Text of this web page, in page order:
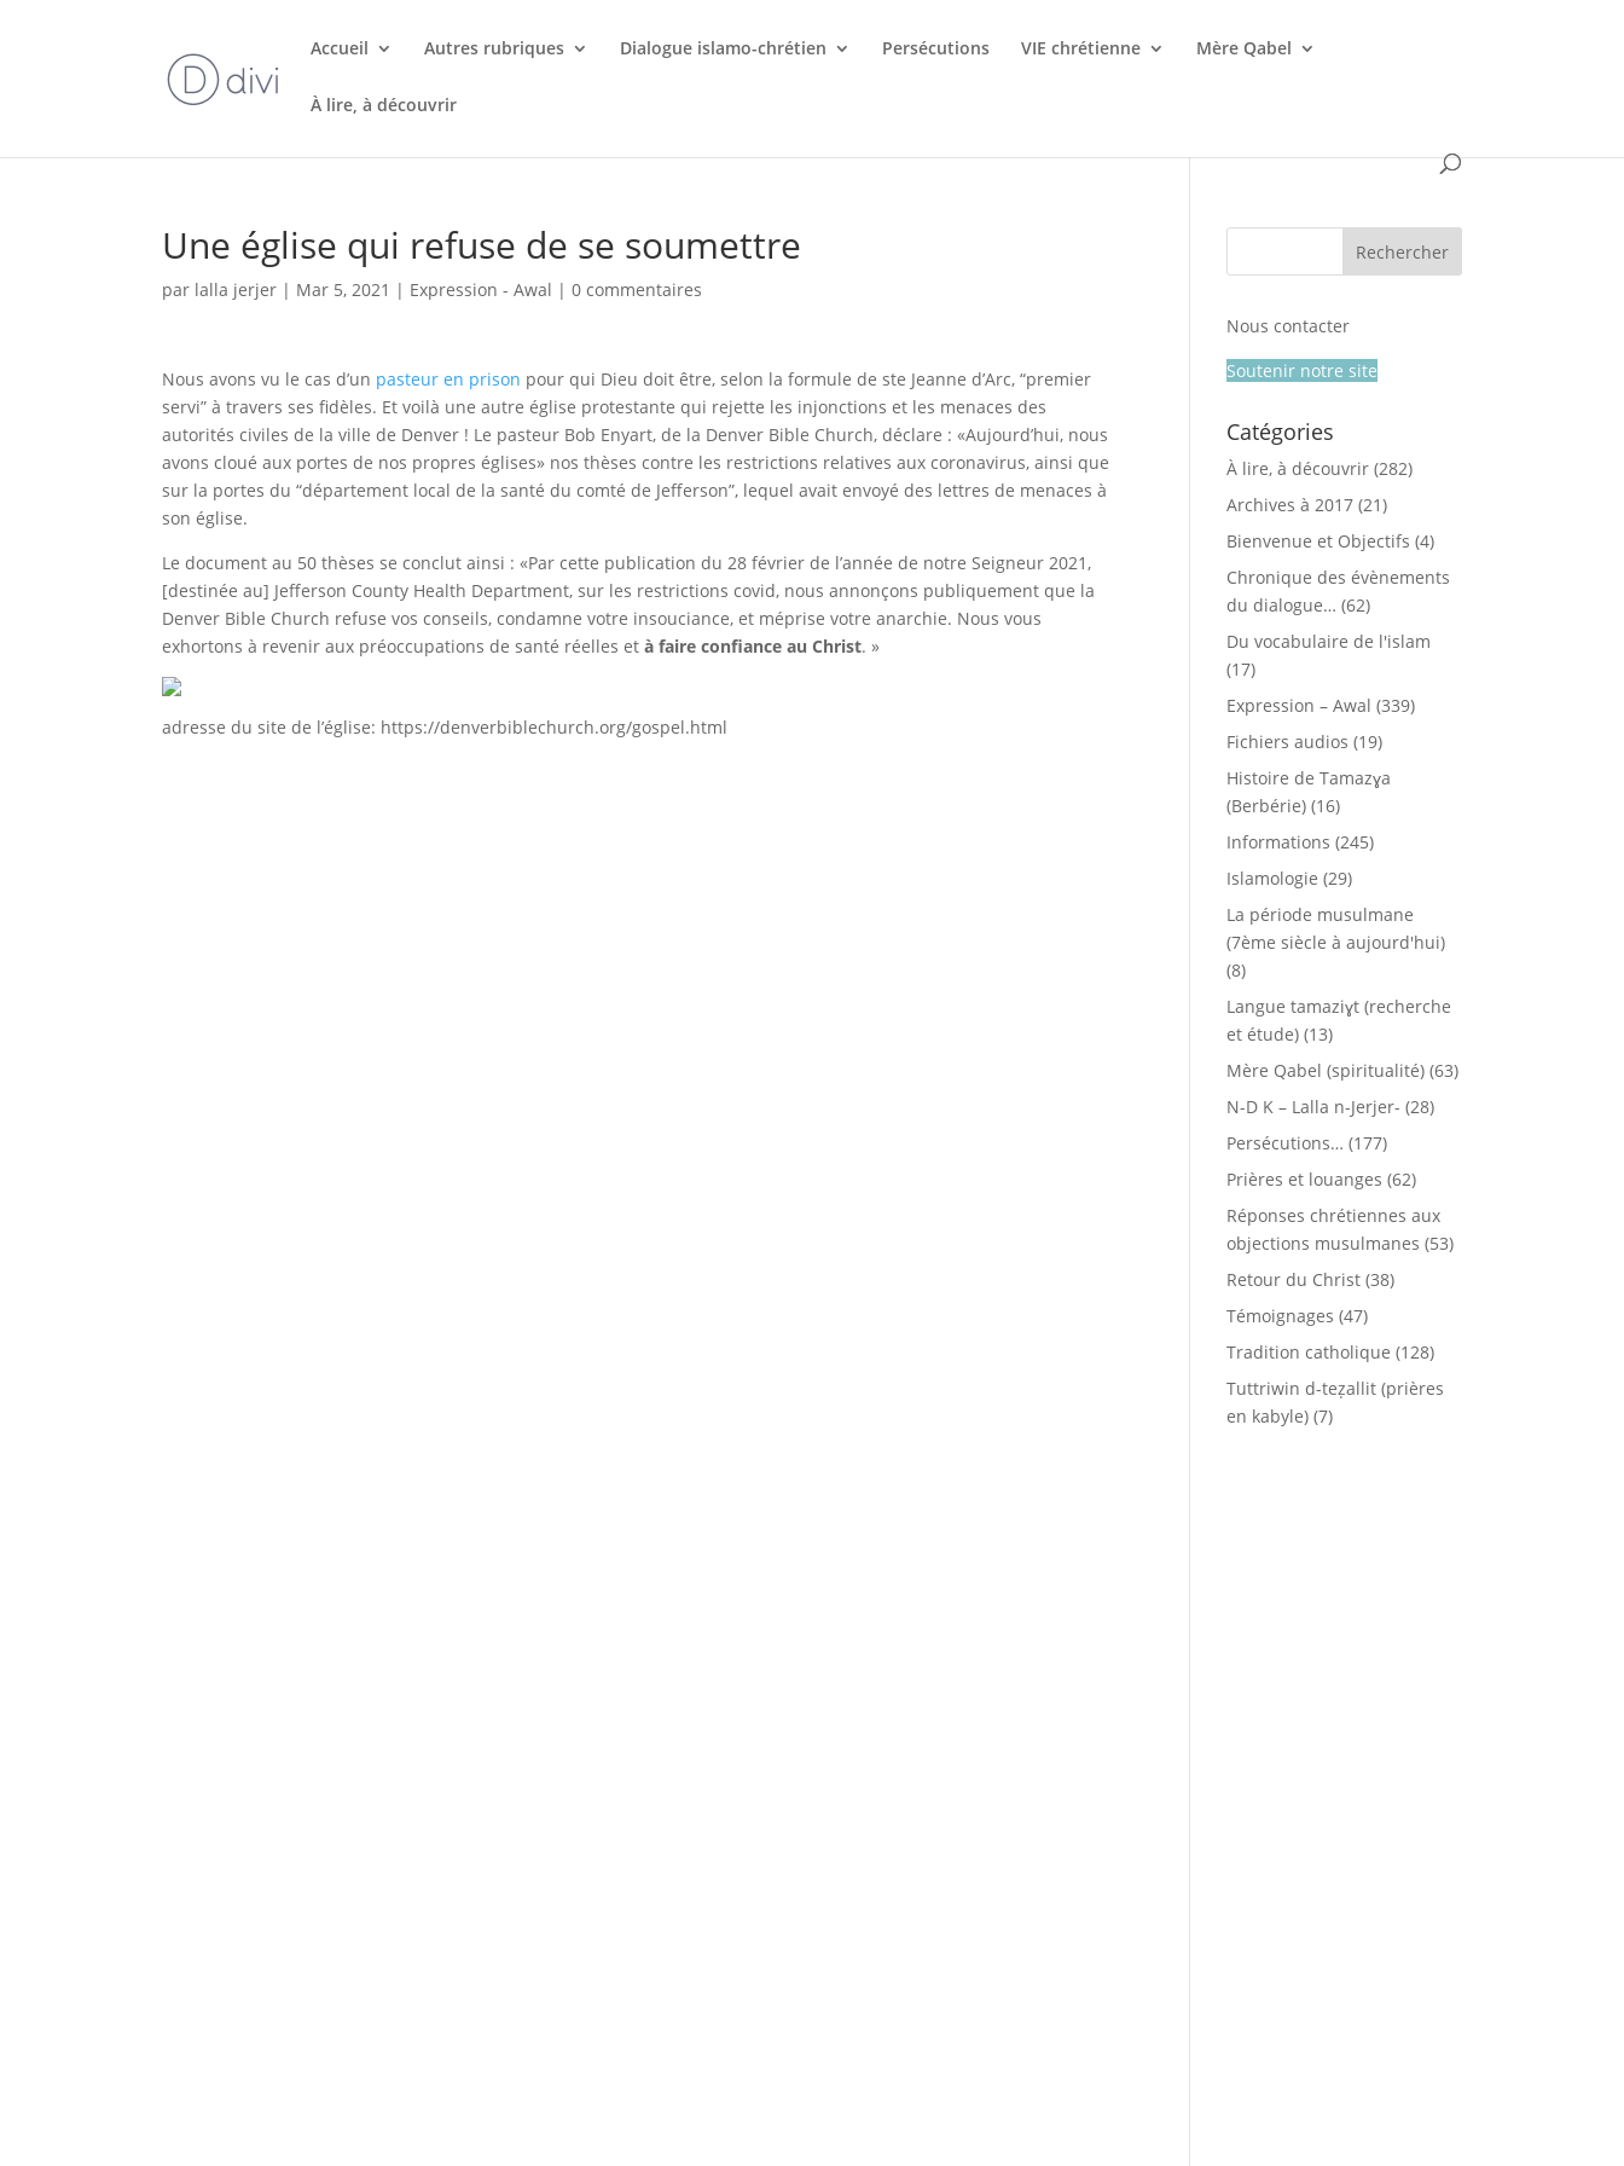
Accueil Autres rubriques Dialogue islamo-chrétien Persécutions VIE chrétienne Mère Qabel
À lire, à découvrir
Une église qui refuse de se soumettre
par lalla jerjer | Mar 5, 2021 | Expression - Awal |0 commentaires
Nous avons vu le cas d’un pasteur en prison pour qui Dieu doit être, selon la formule de ste Jeanne d’Arc, “premier
servi” à travers ses fidèles. Et voilà une autre église protestante qui rejette les injonctions et les menaces des
autorités civiles de la ville de Denver ! Le pasteur Bob Enyart, de la Denver Bible Church, déclare : «Aujourd’hui, nous
avons cloué aux portes de nos propres églises» nos thèses contre les restrictions relatives aux coronavirus, ainsi que
sur la portes du “département local de la santé du comté de Jefferson”, lequel avait envoyé des lettres de menaces à
son église.
Le document au 50 thèses se conclut ainsi : «Par cette publication du 28 février de l’année de notre Seigneur 2021,
[destinée au] Jefferson County Health Department, sur les restrictions covid, nous annonçons publiquement que la
Denver Bible Church refuse vos conseils, condamne votre insouciance, et méprise votre anarchie. Nous vous
exhortons à revenir aux préoccupations de santé réelles età faire confiance au Christ. »
adresse du site de l’église: https://denverbiblechurch.org/gospel.html
Nous contacter
Soutenir notre site
Catégories
À lire, à découvrir (282)
Archives à 2017 (21)
Bienvenue et Objectifs (4)
Chronique des évènements
du dialogue… (62)
Du vocabulaire de l'islam
(17)
Expression – Awal (339)
Fichiers audios (19)
Histoire de Tamazɣa
(Berbérie) (16)
Informations (245)
Islamologie (29)
La période musulmane
(7ème siècle à aujourd'hui)
(8)
Langue tamaziɣt (recherche
et étude) (13)
Mère Qabel (spiritualité) (63)
N-D K – Lalla n-Jerjer- (28)
Persécutions… (177)
Prières et louanges (62)
Réponses chrétiennes aux
objections musulmanes (53)
Retour du Christ (38)
Témoignages (47)
Tradition catholique (128)
Tuttriwin d-teẓallit (prières
en kabyle) (7)